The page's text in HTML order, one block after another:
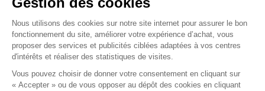
Nous utilisons des cookies sur notre site internet pour assurer le bon
fonctionnement du site, améliorer votre expérience d’achat, vous
proposer des services et publicités ciblées adaptées à vos centres
d'intérêts et réaliser des statistiques de visites.
Vous pouvez choisir de donner votre consentement en cliquant sur
« Accepter » ou de vous opposer au dépôt des cookies en cliquant
Cartes bancaires
Cartes cadeaux
Chèques fidélité
NOS ENGAGEMENTS QUALITÉ